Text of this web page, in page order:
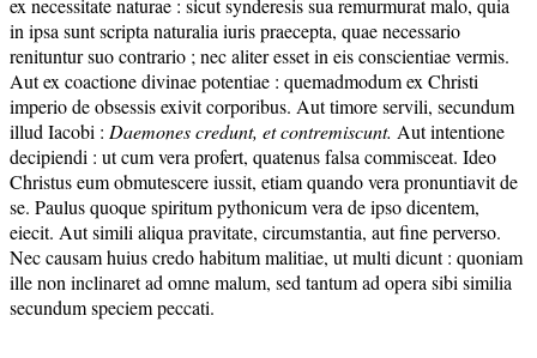
ex necessitate naturae : sicut synderesis sua remurmurat malo, quia
in ipsa sunt scripta naturalia iuris praecepta, quae necessario
renituntur suo contrario ; nec aliter esset in eis conscientiae vermis.
Aut ex coactione divinae potentiae : quemadmodum ex Christi
imperio de obsessis exivit corporibus. Aut timore servili, secundum
illud Iacobi : Daemones credunt, et contremiscunt. Aut intentione
decipiendi : ut cum vera profert, quatenus falsa commisceat. Ideo
Christus eum obmutescere iussit, etiam quando vera pronuntiavit de
se. Paulus quoque spiritum pythonicum vera de ipso dicentem,
eiecit. Aut simili aliqua pravitate, circumstantia, aut fine perverso.
Nec causam huius credo habitum malitiae, ut multi dicunt : quoniam
ille non inclinaret ad omne malum, sed tantum ad opera sibi similia
secundum speciem peccati.